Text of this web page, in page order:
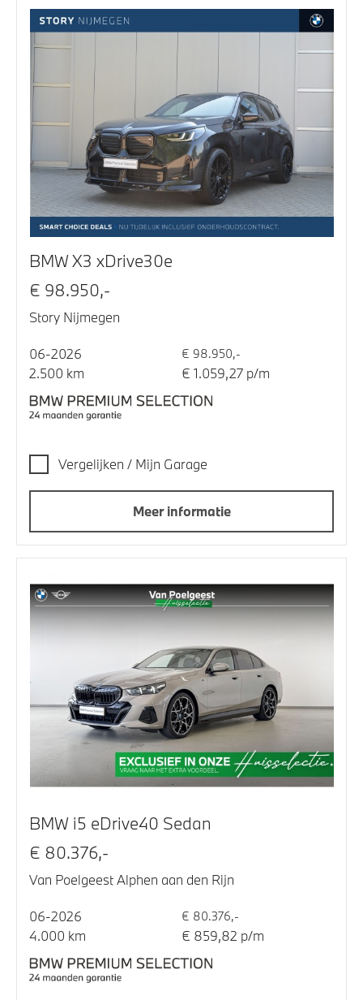
BMW X3 xDrive30e
€ 98.950,-
Story Nijmegen
06-2026 € 98.950,-
2.500 km € 1.059,27 p/m
Vergelijken / Mijn Garage
Meer informatie
BMW i5 eDrive40 Sedan
€ 80.376,-
Van Poelgeest Alphen aan den Rijn
06-2026 € 80.376,-
4.000 km € 859,82 p/m